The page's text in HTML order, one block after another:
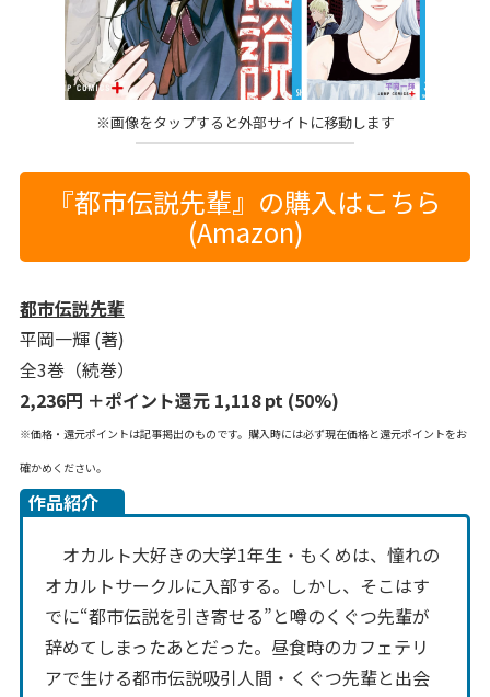
※画像をタップすると外部サイトに移動します
『都市伝説先輩』の購入はこちら
(Amazon)
都市伝説先輩
平岡一輝 (著)
全3巻（続巻）
2,236円 ＋ポイント還元 1,118 pt (50%)
※価格・還元ポイントは記事掲出のものです。購入時には必ず現在価格と還元ポイントをお
確かめください。
作品紹介
オカルト大好きの大学1年生・もくめは、憧れの
オカルトサークルに入部する。しかし、そこはす
でに“都市伝説を引き寄せる”と噂のくぐつ先輩が
辞めてしまったあとだった。昼食時のカフェテリ
アで生ける都市伝説吸引人間・くぐつ先輩と出会